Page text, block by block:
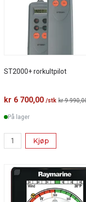
ST2000+ rorkultpilot
kr 6 700,00 /stk kr 9
På lager
Kjøp